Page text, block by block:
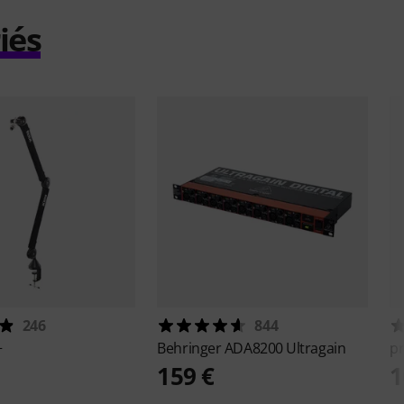
246
844
BehringerADA8200 Ultragain
159 €